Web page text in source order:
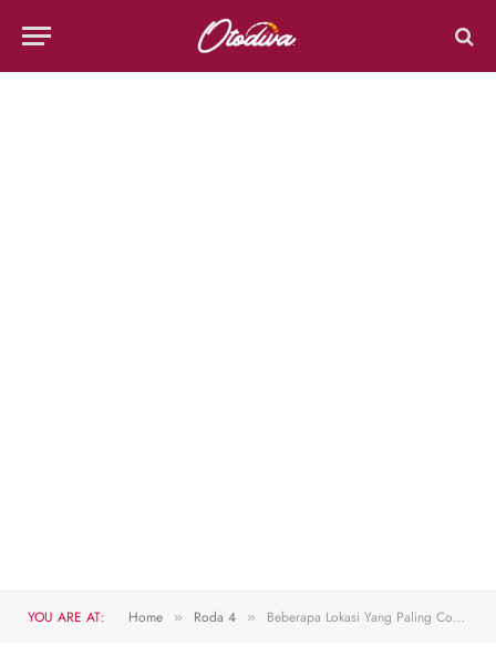
YOU ARE AT: Home » Roda 4 » Beberapa Lokasi Yang Paling Cocok Untuk Belajar Mobil